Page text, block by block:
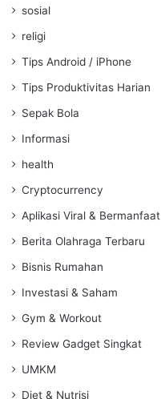
sosial
religi
Tips Android / iPhone
Tips Produktivitas Harian
Sepak Bola
Informasi
health
Cryptocurrency
Aplikasi Viral & Bermanfaat
Berita Olahraga Terbaru
Bisnis Rumahan
Investasi & Saham
Gym & Workout
Review Gadget Singkat
UMKM
Diet & Nutrisi